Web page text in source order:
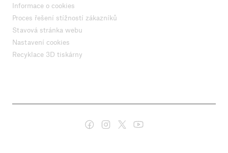
Informace o cookies
Proces řešení stížností zákazníků
Stavová stránka webu
Nastavení cookies
Recyklace 3D tiskárny